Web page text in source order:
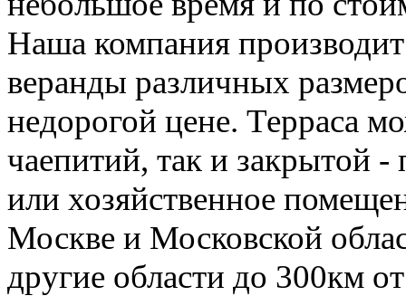
Наша компания
веранды различных
недорогой цене. Терраса
чаепитий, так и закрытой
или хозяйственное
Москве и Московской
другие области до 300км